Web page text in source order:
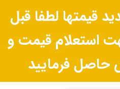
قیمتها لطفا قبل
استعلام قیمت و
فرمایید